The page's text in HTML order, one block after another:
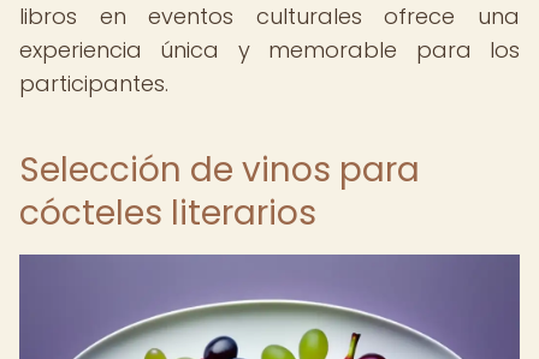
libros en eventos culturales ofrece una
experiencia única y memorable para los
participantes.
Selección de vinos para
cócteles literarios